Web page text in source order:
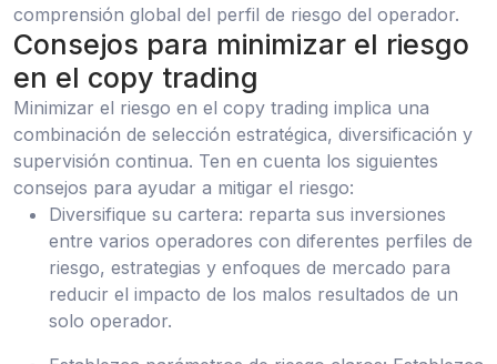
comprensión global del perfil de riesgo del operador.
Consejos para minimizar el riesgo
en el copy trading
Minimizar el riesgo en el copy trading implica una
combinación de selección estratégica, diversificación y
supervisión continua. Ten en cuenta los siguientes
consejos para ayudar a mitigar el riesgo:
Diversifique su cartera: reparta sus inversiones
entre varios operadores con diferentes perfiles de
riesgo, estrategias y enfoques de mercado para
reducir el impacto de los malos resultados de un
solo operador.